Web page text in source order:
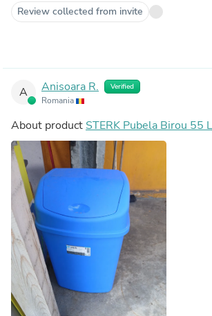
Review collected from invite
A Anisoara R. Verified
Romania
About product STERK Pubela Birou 55 L